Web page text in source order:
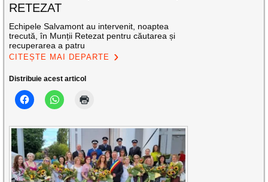
RETEZAT
Echipele Salvamont au intervenit, noaptea
trecută, în Munții Retezat pentru căutarea și
recuperarea a patru
CITEȘTE MAI DEPARTE
Distribuie acest articol